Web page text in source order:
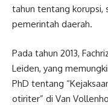
tahun tentang korupsi,
pemerintah daerah.
Pada tahun 2013,
Leiden, yang
PhD tentang
otiriter” di Van